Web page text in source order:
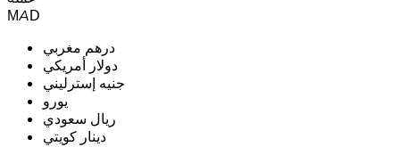
MAD
درهم مغربي
دولار أمريكي
جنيه إسترليني
يورو
ريال سعودي
دينار كويتي